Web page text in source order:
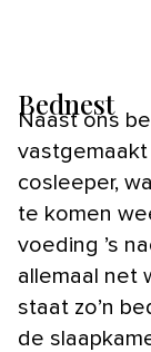
Bednest
Naast ons
cosleeper,
te komen
voeding ’s
allemaal net
staat zo’n
de